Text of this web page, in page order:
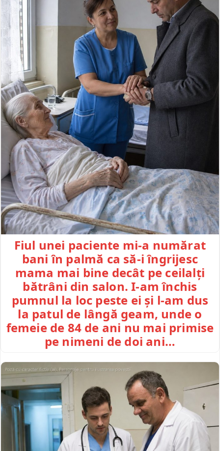
Fiul unei paciente mi-a numărat
bani în palmă ca să-i îngrijesc
mama mai bine decât pe ceilalți
bătrâni din salon. I-am închis
pumnul la loc peste ei și l-am dus
la patul de lângă geam, unde o
femeie de 84 de ani nu mai primise
pe nimeni de doi ani…